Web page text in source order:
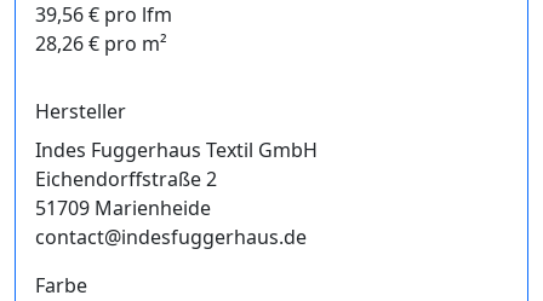
39,56 € pro lfm
28,26 € pro m²
Hersteller
Indes Fuggerhaus Textil GmbH
Eichendorffstraße 2
51709 Marienheide
contact@indesfuggerhaus.de
Farbe